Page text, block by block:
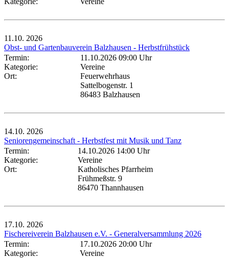
11.10. 2026
Obst- und Gartenbauverein Balzhausen - Herbstfrühstück
Termin:
11.10.2026 09:00 Uhr
Kategorie:
Vereine
Ort:
Feuerwehrhaus
Sattelbogenstr. 1
86483 Balzhausen
14.10. 2026
Seniorengemeinschaft - Herbstfest mit Musik und Tanz
Termin:
14.10.2026 14:00 Uhr
Kategorie:
Vereine
Ort:
Katholisches Pfarrheim
Frühmeßstr. 9
86470 Thannhausen
17.10. 2026
Fischereiverein Balzhausen e.V. - Generalversammlung 2026
Termin:
17.10.2026 20:00 Uhr
Kategorie:
Vereine